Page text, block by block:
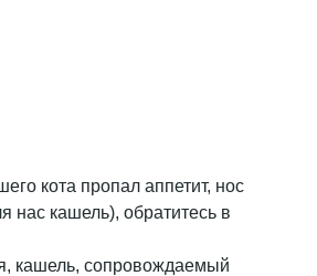
кота пропал аппетит, нос
нас кашель), обратитесь в
кашель, сопровождаемый